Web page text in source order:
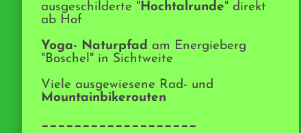
ausgeschilderte "Hochtalrunde" direkt
ab Hof
Yoga- Naturpfad am Energieberg
"Boschel" in Sichtweite
Viele ausgewiesene Rad- und
Mountainbikerouten
___________________